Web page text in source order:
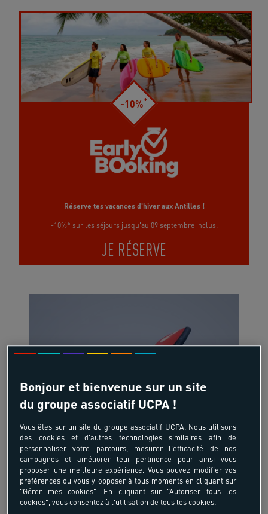
-10%*
Réserve tes vacances d'hiver aux Antilles !
-10%* sur les séjours jusqu'au 09 septembre inclus.
JE RÉSERVE
Full Wingfoil à la
presqu'île de Giens
France - Hyères - Côte d'Azur
Bonjour et bienvenue sur un site
du groupe associatif UCPA !
Vous êtes sur un site du groupe associatif UCPA. Nous utilisons
des cookies et d'autres technologies similaires afin de
personnaliser votre parcours, mesurer l'efficacité de nos
campagnes et améliorer leur pertinence pour ainsi vous
proposer une meilleure expérience. Vous pouvez modifier vos
préférences ou vous y opposer à tous moments en cliquant sur
"Gérer mes cookies". En cliquant sur "Autoriser tous les
cookies", vous consentez à l'utilisation de tous les cookies.